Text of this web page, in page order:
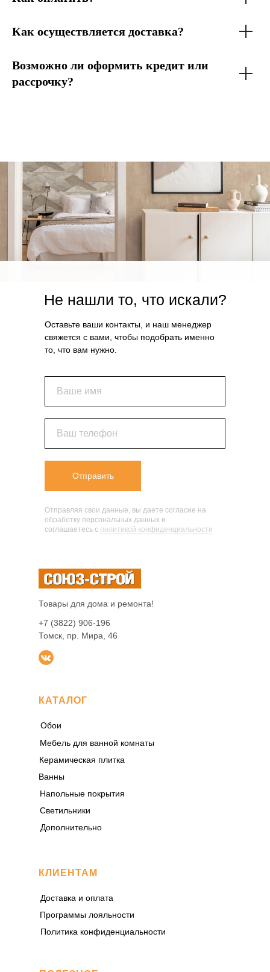
Как осуществляется доставка?
Возможно ли оформить кредит или
рассрочку?
Ваше имя
Ваш телефон
Отправить
Не нашли то, что искали?
Оставьте ваши контакты, и наш менеджер
свяжется с вами, чтобы подобрать именно
то, что вам нужно.
Отправляя свои данные, вы даете согласие на
обработку персональных данных и
соглашаетесь c политикой конфиденциальности
КАТАЛОГ
КЛИЕНТАМ
Товары для дома и ремонта!
Обои
Мебель для ванной комнаты
Доставка и оплата
Программы лояльности
Политика конфиденциальности
+7 (3822) 906-196
Томск, пр. Мира, 46
Напольные покрытия
Светильники
Дополнительно
Керамическая плитка
Ванны